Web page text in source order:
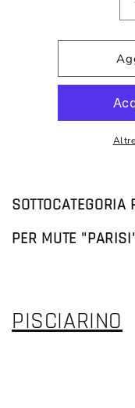
SOTTOCATEGORIA
PER MUTE
PISCIARINO